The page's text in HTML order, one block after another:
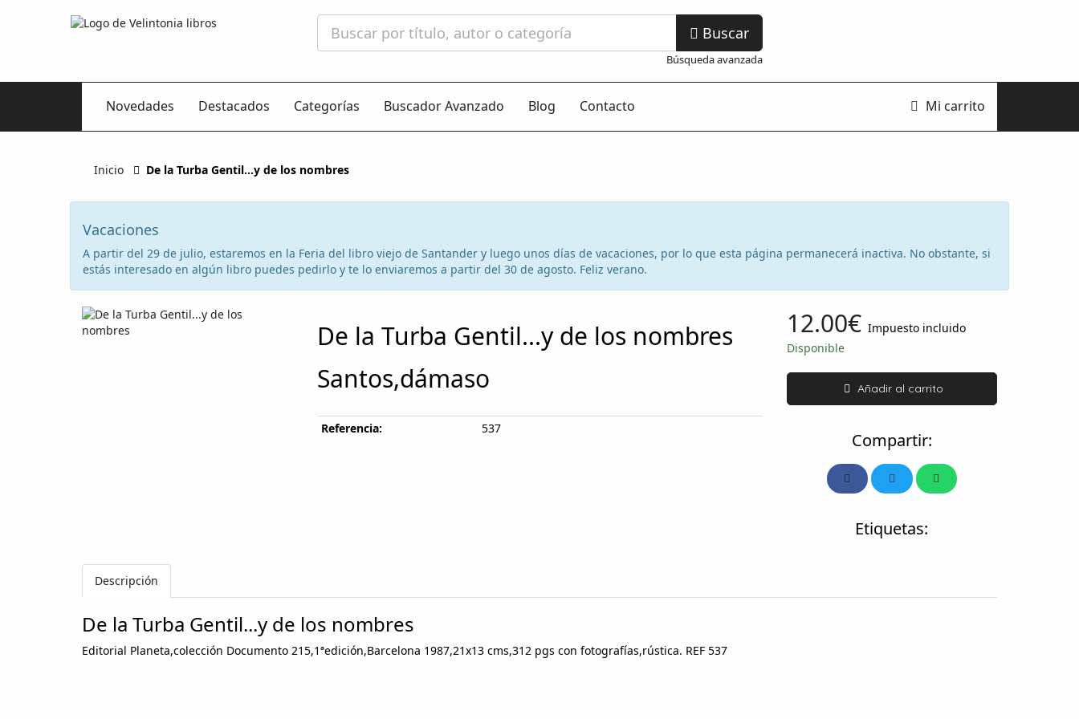
Buscar
Búsqueda avanzada
Novedades Destacados Categorías Buscador Avanzado Blog Contacto Mi carrito
Inicio De la Turba Gentil...y de los nombres
Vacaciones
A partir del 29 de julio, estaremos en la Feria del libro viejo de Santander y luego unos días de vacaciones, por lo que esta página permanecerá inactiva. No obstante, si
estás interesado en algún libro puedes pedirlo y te lo enviaremos a partir del 30 de agosto. Feliz verano.
De la Turba Gentil...y de los nombres
Santos,dámaso
Referencia: 537
12.00€ Impuesto incluido
Disponible
Añadir al carrito
Compartir:
Etiquetas:
Descripción
De la Turba Gentil...y de los nombres
Editorial Planeta,colección Documento 215,1ªedición,Barcelona 1987,21x13 cms,312 pgs con fotografías,rústica. REF 537